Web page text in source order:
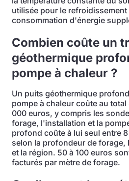
utilisée pour le
consommation d'énergie
Combien coûte un
géothermique
pompe à chaleur ?
Un puits géothermique
pompe à chaleur coûte au
000 euros, y compris les
forage, l'installation et la
profond coûte à lui seul entre
selon la profondeur de
et la région. 50 à 100 euros
facturés par mètre de forage.